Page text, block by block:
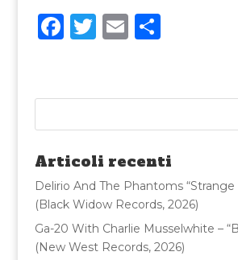
F
e
b
o
o
k
T
te
r
E
l
C
di
vi
di
Articoli recenti
Delirio And The Phantoms
(Black Widow Records, 2026)
Ga-20 With Charlie Musselwhite –
(New West Records, 2026)